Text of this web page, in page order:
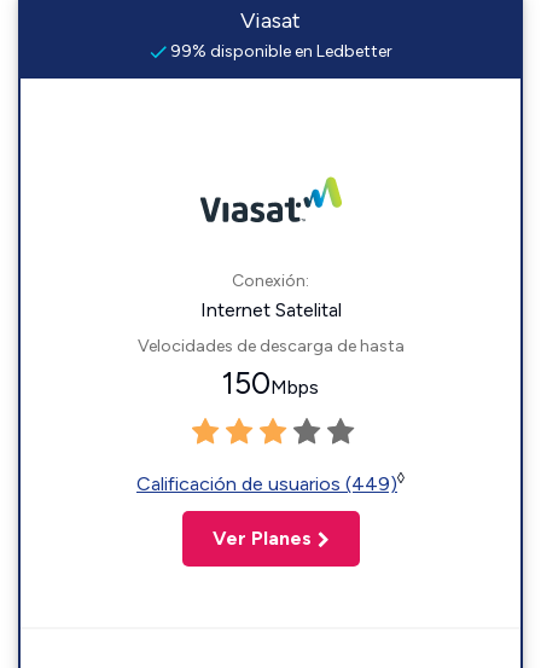
Viasat
99% disponible en Ledbetter
Conexión:
Internet Satelital
Velocidades de descarga de hasta
150Mbps
Calificación de usuarios (449)◊
Ver Planes